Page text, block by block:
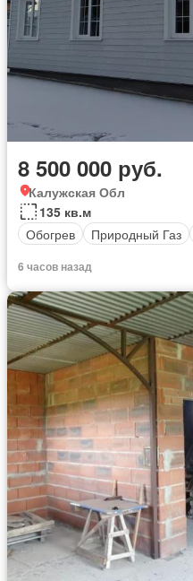
8 500 000 руб.
Калужская Обл
135 кв.м
Обогрев
Природный Газ
6 часов назад